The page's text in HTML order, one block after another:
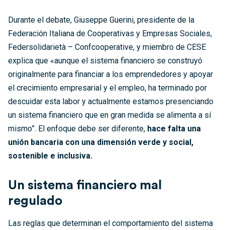
Durante el debate, Giuseppe Guerini, presidente de la
Federación Italiana de Cooperativas y Empresas Sociales,
Federsolidarietà – Confcooperative, y miembro de CESE
explica que «aunque el sistema financiero se construyó
originalmente para financiar a los emprendedores y apoyar
el crecimiento empresarial y el empleo, ha terminado por
descuidar esta labor y actualmente estamos presenciando
un sistema financiero que en gran medida se alimenta a sí
mismo”. El enfoque debe ser diferente, hace falta una
unión bancaria con una dimensión verde y social,
sostenible e inclusiva.
Un sistema financiero mal
regulado
Las reglas que determinan el comportamiento del sistema